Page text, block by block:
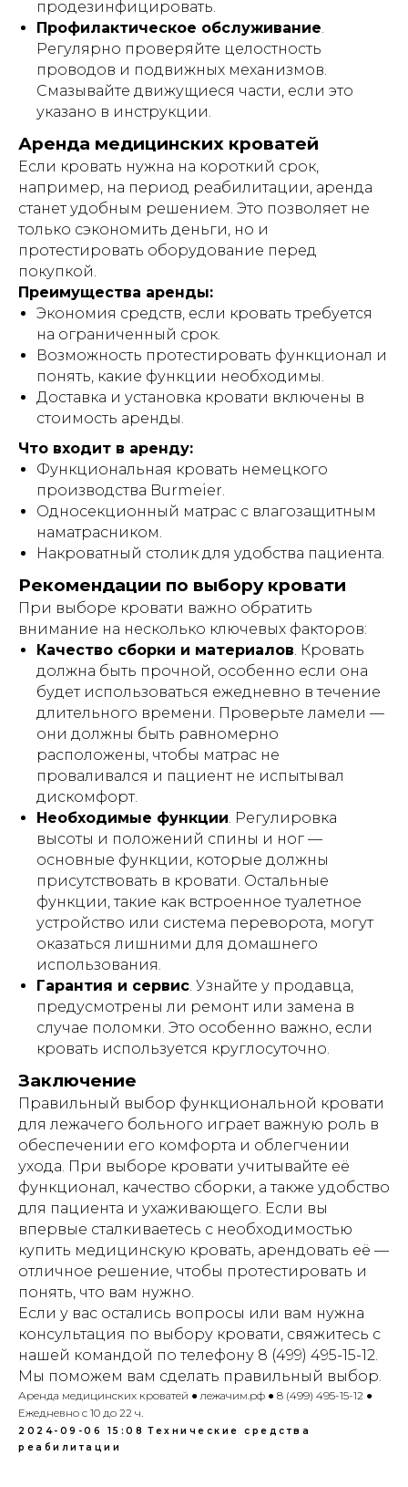
продезинфицировать.
Профилактическое обслуживание.
Регулярно проверяйте целостность
проводов и подвижных механизмов.
Смазывайте движущиеся части, если это
указано в инструкции.
Аренда медицинских кроватей
Если кровать нужна на короткий срок,
например, на период реабилитации, аренда
станет удобным решением. Это позволяет не
только сэкономить деньги, но и
протестировать оборудование перед
покупкой.
Преимущества аренды:
Экономия средств, если кровать требуется
на ограниченный срок.
Возможность протестировать функционал и
понять, какие функции необходимы.
Доставка и установка кровати включены в
стоимость аренды.
Что входит в аренду:
Функциональная кровать немецкого
производства Burmeier.
Односекционный матрас с влагозащитным
наматрасником.
Накроватный столик для удобства пациента.
Рекомендации по выбору кровати
При выборе кровати важно обратить
внимание на несколько ключевых факторов:
Качество сборки и материалов. Кровать
должна быть прочной, особенно если она
будет использоваться ежедневно в течение
длительного времени. Проверьте ламели —
они должны быть равномерно
расположены, чтобы матрас не
проваливался и пациент не испытывал
дискомфорт.
Необходимые функции. Регулировка
высоты и положений спины и ног —
основные функции, которые должны
присутствовать в кровати. Остальные
функции, такие как встроенное туалетное
устройство или система переворота, могут
оказаться лишними для домашнего
использования.
Гарантия и сервис. Узнайте у продавца,
предусмотрены ли ремонт или замена в
случае поломки. Это особенно важно, если
кровать используется круглосуточно.
Заключение
Правильный выбор функциональной кровати
для лежачего больного играет важную роль в
обеспечении его комфорта и облегчении
ухода. При выборе кровати учитывайте её
функционал, качество сборки, а также удобство
для пациента и ухаживающего. Если вы
впервые сталкиваетесь с необходимостью
купить медицинскую кровать, арендовать её —
отличное решение, чтобы протестировать и
понять, что вам нужно.
Если у вас остались вопросы или вам нужна
консультация по выбору кровати, свяжитесь с
нашей командой по телефону 8 (499) 495-15-12.
Мы поможем вам сделать правильный выбор.
Аренда медицинских кроватей ● лежачим.рф ● 8 (499) 495-15-12 ●
Ежедневно с 10 до 22 ч.
2024-09-06 15:08 Технические средства
реабилитации
Индивидуальный предприниматель
Гришин Андрей Михайлович
Склад (самовывоза - нет):
г. Москва, ул. Складочная, 1с1 (метро
Савеловская)
Кровати и иное оборудование
предоставляются в прокат (аренду)
исключительно для использования в
жилых помещениях (квартирах, жилых
домах), находящихся в собственности
либо на ином законном основании во
владении физического лица -
арендатора.
Прокат (аренда) оборудованияне
осуществляется
– в интересах юридических лиц;
– для использования в медицинских
организациях, пансионатах,
организациях социального
обслуживания, хосписах, а также иных
учреждениях, в которых уход за
гражданами осуществляется
сотрудниками (персоналом) таких
учреждений, независимо от формы
собственности и ведомственной
принадлежности.
Индивидуальный предприниматель
Гришин Андрей Михайлович оставляет
за собой право отказать в заключении
договора проката (аренды)
оборудования без объяснения причин,
в том числе при наличии сомнений в
характере предполагаемого
использования оборудования и/или
возможности соблюдения условий его
эксплуатации.
ИМЕЮТСЯ ПРОТИВОПОКАЗАНИЯ!
Перед использованием необходимо
ознакомиться с инструкцией и
проконсультироваться с врачом.
Используя сайт: https://лежачим.рф и
услуги ИП Гришин А.М., вы выражаете
конфиденциальностии
офертой.
© Любое использование либо
материалов сайта, элементов дизайна и
оформления запрещено | 2026 |
Источник: https://лежачим.рф
# аренда # кроватей # для лежачих #
для больных # медицинских # прокат #
напрокат # москва # область #
функциональных # взять # мед #
больничных # инвалидных # Burmeier
# подъемный механизм #
многофункциональных #
ортопедических # инвалидов # инсульт
# тяжелобольных #lezhachim
#лежачим
АРЕНДОВАТЬ
ИНН 771476044008
ОГРНИП 321508100003201
E-MAIL: lezhachim.ru@yandex.ru